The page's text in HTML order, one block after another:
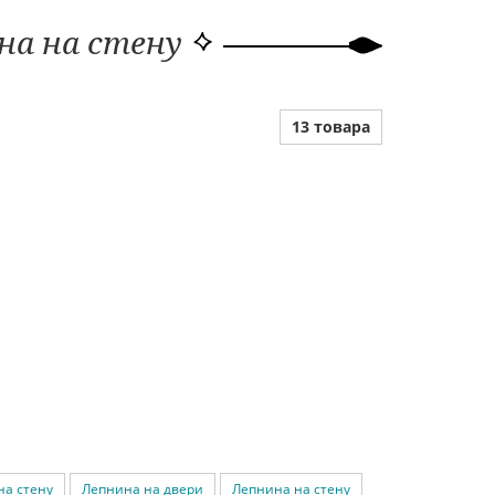
на стену
13 товара
стену Лепнина на двери Лепнина на стену